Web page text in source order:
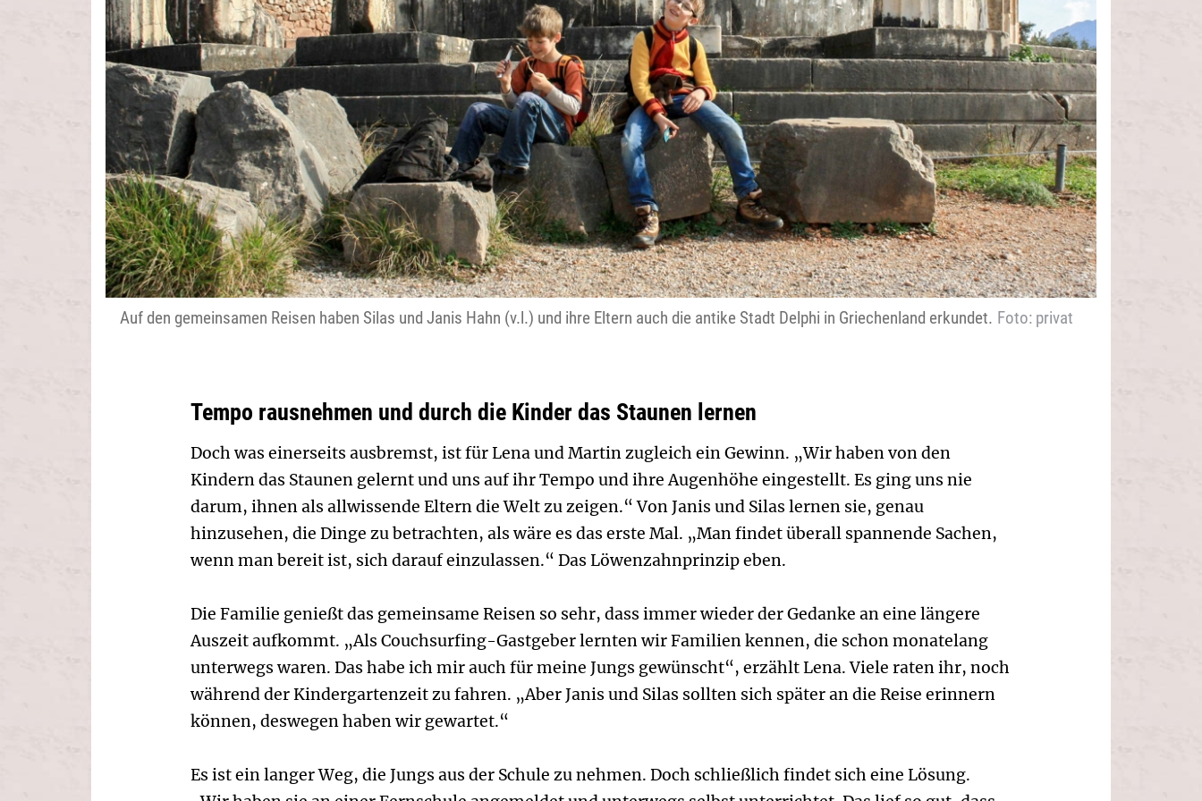
Auf den gemeinsamen Reisen haben Silas und Janis Hahn (v.l.) und ihre Eltern auch die antike Stadt Delphi in Griechenland erkundet. Foto: privat
Tempo rausnehmen und durch die Kinder das Staunen lernen
Doch was einerseits ausbremst, ist für Lena und Martin zugleich ein Gewinn. „Wir haben von den
Kindern das Staunen gelernt und uns auf ihr Tempo und ihre Augenhöhe eingestellt. Es ging uns nie
darum, ihnen als allwissende Eltern die Welt zu zeigen.“ Von Janis und Silas lernen sie, genau
hinzusehen, die Dinge zu betrachten, als wäre es das erste Mal. „Man findet überall spannende Sachen,
wenn man bereit ist, sich darauf einzulassen.“ Das Löwenzahnprinzip eben.
Die Familie genießt das gemeinsame Reisen so sehr, dass immer wieder der Gedanke an eine längere
Auszeit aufkommt. „Als Couchsurfing-Gastgeber lernten wir Familien kennen, die schon monatelang
unterwegs waren. Das habe ich mir auch für meine Jungs gewünscht“, erzählt Lena. Viele raten ihr, noch
während der Kindergartenzeit zu fahren. „Aber Janis und Silas sollten sich später an die Reise erinnern
können, deswegen haben wir gewartet.“
Es ist ein langer Weg, die Jungs aus der Schule zu nehmen. Doch schließlich findet sich eine Lösung.